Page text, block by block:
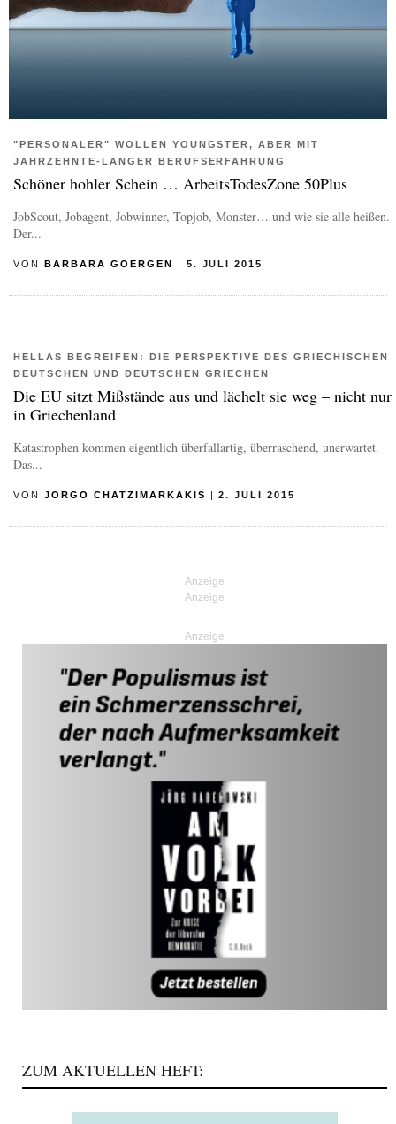
"PERSONALER" WOLLEN YOUNGSTER, ABER MIT
JAHRZEHNTE-LANGER BERUFSERFAHRUNG
Schöner hohler Schein … ArbeitsTodesZone 50Plus
JobScout, Jobagent, Jobwinner, Topjob, Monster… und wie sie alle heißen.
Der...
VON BARBARA GOERGEN 5. JULI 2015
HELLAS BEGREIFEN: DIE PERSPEKTIVE DES GRIECHISCHEN
DEUTSCHEN UND DEUTSCHEN GRIECHEN
Die EU sitzt Mißstände aus und lächelt sie weg – nicht nur
in Griechenland
Katastrophen kommen eigentlich überfallartig, überraschend, unerwartet.
Das...
VON JORGO CHATZIMARKAKIS |2. JULI 2015
Anzeige
ZUM AKTUELLEN HEFT: